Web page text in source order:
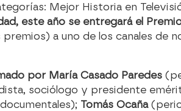
Mejor Historia en
este año se entregará el Premio
a uno de los canales de
por María Casado Paredes
sociólogo y presidente
Tomás Ocaña